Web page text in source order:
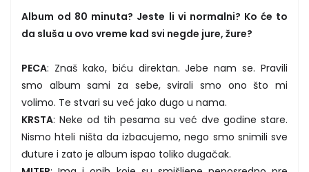
Album od 80 minuta? Jeste li vi normalni? Ko će to
da sluša u ovo vreme kad svi negde jure, žure?
PECA: Znaš kako, biću direktan. Jebe nam se. Pravili
smo album sami za sebe, svirali smo ono što mi
volimo. Te stvari su već jako dugo u nama.
KRSTA: Neke od tih pesama su već dve godine stare.
Nismo hteli ništa da izbacujemo, nego smo snimili sve
đuture i zato je album ispao toliko dugačak.